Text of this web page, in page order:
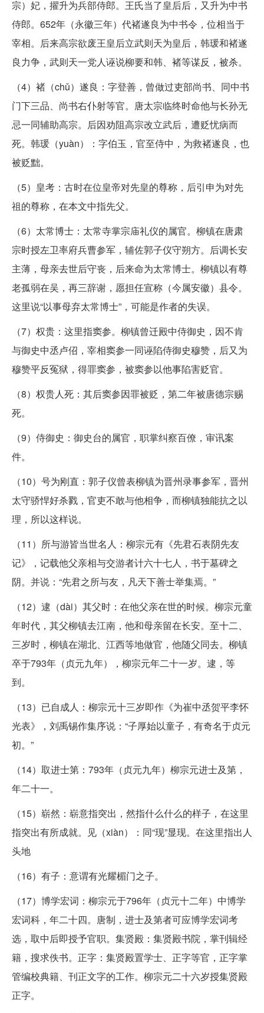
宗）妃，擢升为兵部侍郎。王氏当了皇后后，又升为中书
侍郎。652年（永徽三年）代褚遂良为中书令，位相当于
宰相。后来高宗欲废王皇后立武则天为皇后，韩瑗和褚遂
良力争，武则天一党人诬说柳要和韩、褚等谋反，被杀。
（4）褚（chǔ）遂良：字登善，曾做过吏部尚书、同中书
门下三品、尚书右仆射等官。唐太宗临终时命他与长孙无
忌一同辅助高宗。后因劝阻高宗改立武后，遭贬忧病而
死。韩瑗（yuàn）：字伯玉，官至侍中，为救褚遂良，也
被贬黜。
（5）皇考：古时在位皇帝对先皇的尊称，后引申为对先
祖的尊称，在本文中指先父。
（6）太常博士：太常寺掌宗庙礼仪的属官。柳镇在唐肃
宗时授左卫率府兵曹参军，辅佐郭子仪守朔方。后调长安
主薄，母亲去世后守丧，后来命为太常博士。柳镇以有尊
老孤弱在吴，再三辞谢，愿担任宣称（今属安徽）县令。
这里说“以事母弃太常博士”，可能是作者的失误。
（7）权贵：这里指窦参。柳镇曾迁殿中侍御史，因不肯
与御史中丞卢佋，宰相窦参一同诬陷侍御史穆赞，后又为
穆赞平反冤狱，得罪窦参，被窦参以他事陷害贬官。
（8）权贵人死：其后窦参因罪被贬，第二年被唐德宗赐
死。
（9）侍御史：御史台的属官，职掌纠察百僚，审讯案
件。
（10）号为刚直：郭子仪曾表柳镇为晋州录事参军，晋州
太守骄悍好杀戮，官吏不敢与他相争，而柳镇独能抗之以
理，所以这样说。
（11）所与游皆当世名人：柳宗元有《先君石表阴先友
记》，记载他父亲相与交游者计六十七人，书于墓碑之
阴。并说：“先君之所与友，凡天下善士举集焉。”
（12）逮（dài）其父时：在他父亲在世的时候。柳宗元童
年时代，其父柳镇去江南，他和母亲留在长安。至十二、
三岁时，柳镇在湖北、江西等地做官，他随父同去。柳镇
卒于793年（贞元九年），柳宗元年二十一岁。逮，等
到。
（13）已自成人：柳宗元十三岁即作《为崔中丞贺平李怀
光表》，刘禹锡作集序说：“子厚始以童子，有奇名于贞元
初。”
（14）取进士第：793年（贞元九年）柳宗元进士及第，
年二十一。
（15）崭然：崭意指突出，然指什么什么的样子，在这里
指突出有所成就。见（xiàn）：同“现”显现。在这里指出人
头地
（16）有子：意谓有光耀楣门之子。
（17）博学宏词：柳宗元于796年（贞元十二年）中博学
宏词科，年二十四。唐制，进士及第者可应博学宏词考
选，取中后即授予官职。集贤殿：集贤殿书院，掌刊辑经
籍，搜求佚书。正字：集贤殿置学士、正字等官，正字掌
管编校典籍、刊正文字的工作。柳宗元二十六岁授集贤殿
正字。